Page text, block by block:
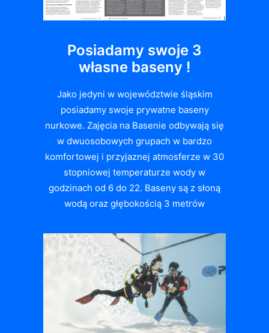
Posiadamy swoje 3
własne baseny !
Jako jedyni w województwie śląskim
posiadamy swoje prywatne baseny
nurkowe. Zajęcia na Basenie odbywają się
w dwuosobowych grupach w bardzo
komfortowej i przyjaznej atmosferze w 30
stopniowej temperaturze wody w
godzinach od 6 do 22. Baseny są z słoną
wodą oraz głębokością 3 metrów